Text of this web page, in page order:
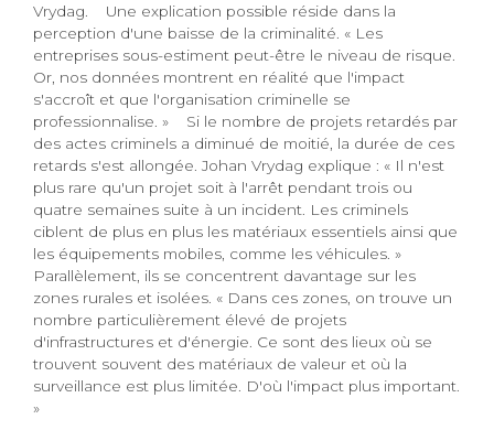
Vrydag. Une explication possible réside dans la
perception d'une baisse de la criminalité. « Les
entreprises sous-estiment peut-être le niveau de risque.
Or, nos données montrent en réalité que l'impact
s'accroît et que l'organisation criminelle se
professionnalise. » Si le nombre de projets retardés par
des actes criminels a diminué de moitié, la durée de ces
retards s'est allongée. Johan Vrydag explique : « Il n'est
plus rare qu'un projet soit à l'arrêt pendant trois ou
quatre semaines suite à un incident. Les criminels
ciblent de plus en plus les matériaux essentiels ainsi que
les équipements mobiles, comme les véhicules. »
Parallèlement, ils se concentrent davantage sur les
zones rurales et isolées. « Dans ces zones, on trouve un
nombre particulièrement élevé de projets
d'infrastructures et d'énergie. Ce sont des lieux où se
trouvent souvent des matériaux de valeur et où la
surveillance est plus limitée. D'où l'impact plus important.
»